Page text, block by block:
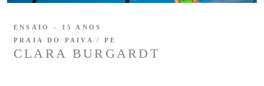
CLARA BURGARDT
ENSAIO - 15 ANOS
PRAIA DO PAIVA / PE